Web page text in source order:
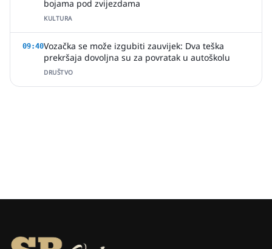
bojama pod zvijezdama
KULTURA
09:40Vozačka se može izgubiti zauvijek: Dva teška
prekršaja dovoljna su za povratak u autoškolu
DRUŠTVO